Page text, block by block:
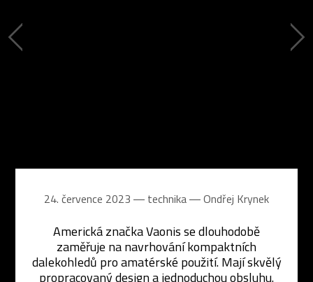
24. července 2023 ― technika ―Ondřej Krynek
Americká značka Vaonis se dlouhodobě
zaměřuje na navrhování kompaktních
dalekohledů pro amatérské použití. Mají skvělý
propracovaný design a jednoduchou obsluhu.